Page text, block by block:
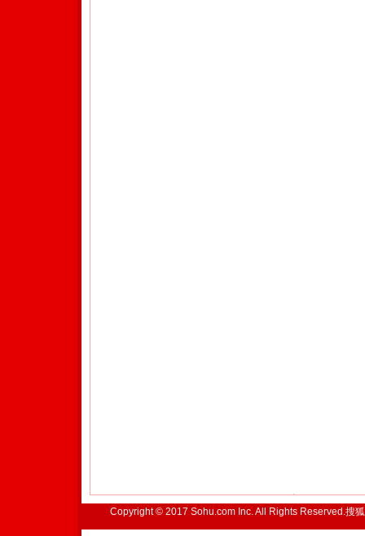
Copyright © 2017 Sohu.com Inc. All Rights Reserved.搜